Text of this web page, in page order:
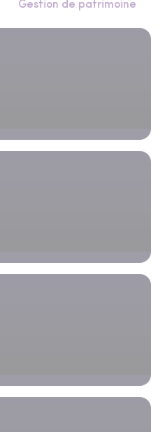
Gestion de patrimoine